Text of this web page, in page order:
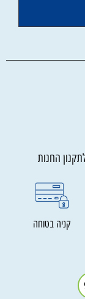
קניה בטוחה